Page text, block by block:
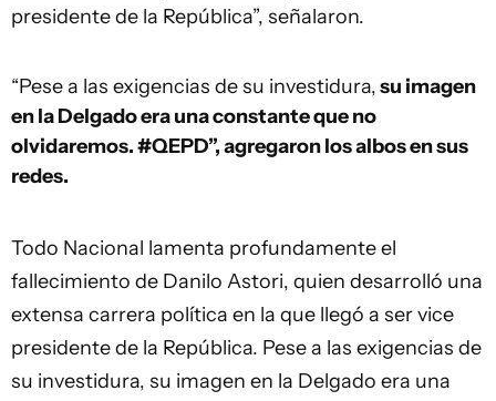
presidente de la República”, señalaron.
“Pese a las exigencias de su investidura,su imagen
en la Delgado era una constante que no
olvidaremos. #QEPD”, agregaron los albos en sus
redes.
Todo Nacional lamenta profundamente el
fallecimiento de Danilo Astori, quien desarrolló una
extensa carrera política en la que llegó a ser vice
presidente de la República. Pese a las exigencias de
su investidura, su imagen en la Delgado era una